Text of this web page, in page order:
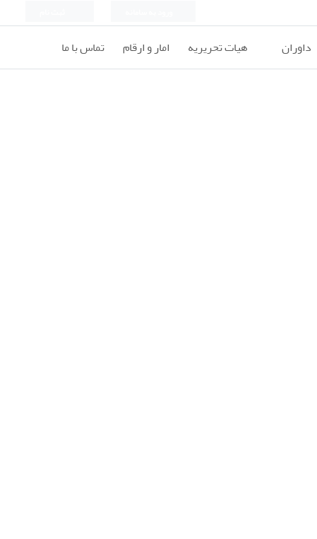
داوران هیات تحریریه امار و ارقام تماس با ما